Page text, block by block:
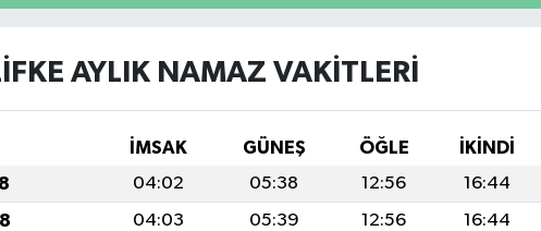
AYLIK NAMAZ VAKITLERI
İMSAK GÜNEŞ ÖĞLE İKINDI
04:02 05:38 12:56 16:44
04:03 05:39 12:56 16:44